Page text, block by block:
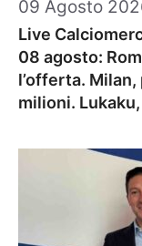
09 Agosto
Live
08 agosto:
l’offerta.
milioni. Lukaku,